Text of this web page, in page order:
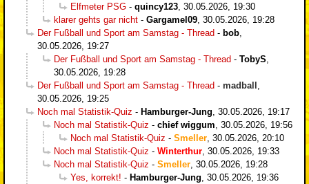
Elfmeter PSG - quincy123 30.05.2026, 19:30
klarer gehts gar nicht - Gargamel09 30.05.2026, 19:28
Der Fußball und Sport am Samstag - Thread - bob
30.05.2026, 19:27
Der Fußball und Sport am Samstag - Thread - TobyS
30.05.2026, 19:28
Der Fußball und Sport am Samstag - Thread - madball
30.05.2026, 19:25
Noch mal Statistik-Quiz - Hamburger-Jung 30.05.2026, 19:17
Noch mal Statistik-Quiz - chief wiggum 30.05.2026, 19:56
Noch mal Statistik-Quiz - Smeller 30.05.2026, 20:10
Noch mal Statistik-Quiz - Winterthur 30.05.2026, 19:33
Noch mal Statistik-Quiz - Smeller 30.05.2026, 19:28
Yes, korrekt! - Hamburger-Jung 30.05.2026, 19:36